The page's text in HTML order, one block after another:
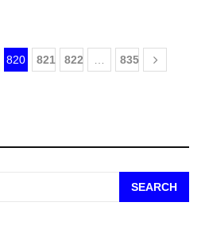
820 821 822 835
SEARCH